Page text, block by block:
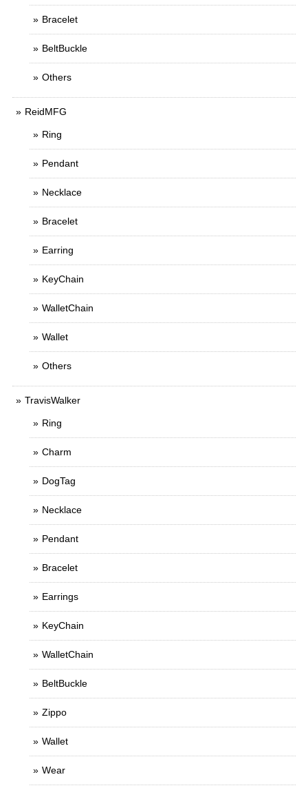
Bracelet
BeltBuckle
Others
ReidMFG
Ring
Pendant
Necklace
Bracelet
Earring
KeyChain
WalletChain
Wallet
Others
TravisWalker
Ring
Charm
DogTag
Necklace
Pendant
Bracelet
Earrings
KeyChain
WalletChain
BeltBuckle
Zippo
Wallet
Wear